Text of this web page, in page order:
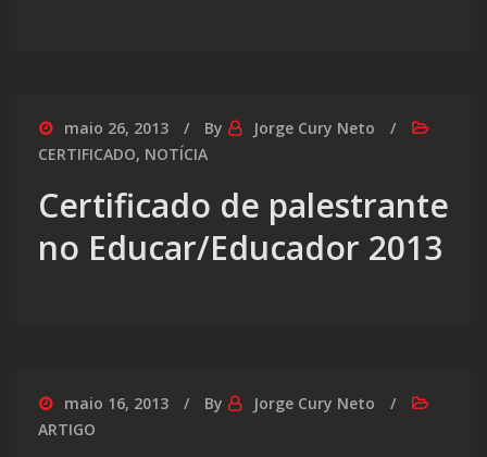
maio 26, 2013 By
Jorge Cury Neto
CERTIFICADO, NOTÍCIA
Certificado de palestrante
no Educar/Educador 2013
maio 16, 2013 By
Jorge Cury Neto
ARTIGO